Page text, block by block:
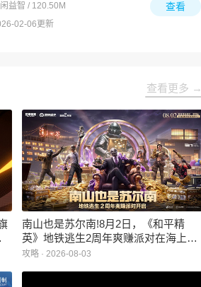
益智 / 120.50M
02-06更新
查看
查看更多 →
南山也是苏尔南!8月2日，《和平精
英》地铁逃生2周年爽赚派对在海上世
界文化艺术中心重磅开启，来了就是苏
攻略 · 2026-08-03